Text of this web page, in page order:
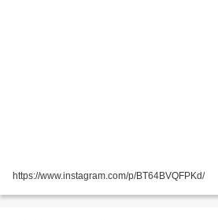
https://www.instagram.com/p/BT64BVQFPKd/